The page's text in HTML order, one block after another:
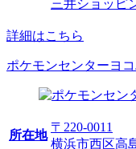
三井ショッピ
詳細はこちら
ポケモンセンターヨ
所在地
〒220-0011
横浜市西区高